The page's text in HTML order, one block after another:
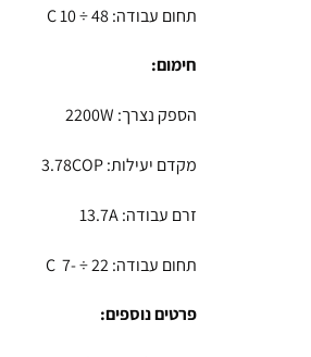
תחום עבודה: 48 ÷ 10 C
חימום:
הספק נצרך: 2200W
מקדם יעילות: 3.78COP
זרם עבודה: 13.7A
תחום עבודה: 22 ÷ -7 C
פרטים נוספים: